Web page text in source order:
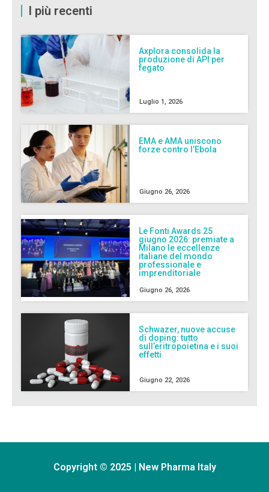
I più recenti
Axplora consolida la
produzione di API per
fegato
Luglio 1, 2026
EMA e AMA uniscono
forze contro l’Ebola
Giugno 26, 2026
Le Fonti Awards 25
giugno 2026: premiate a
Milano le eccellenze
italiane del mondo
professionale e
imprenditoriale
Giugno 26, 2026
Schwazer, nuove accuse
di doping: tutto
sull’eritropoietina e i suoi
effetti
Giugno 22, 2026
Copyright © 2025 | New Pharma Italy